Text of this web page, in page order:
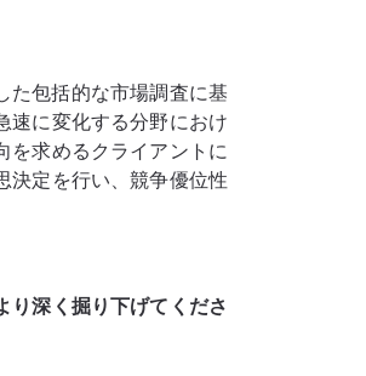
た包括的な市場調査に基
速に変化する分野におけ
を求めるクライアントに
決定を行い、競争優位性
り深く掘り下げてくださ